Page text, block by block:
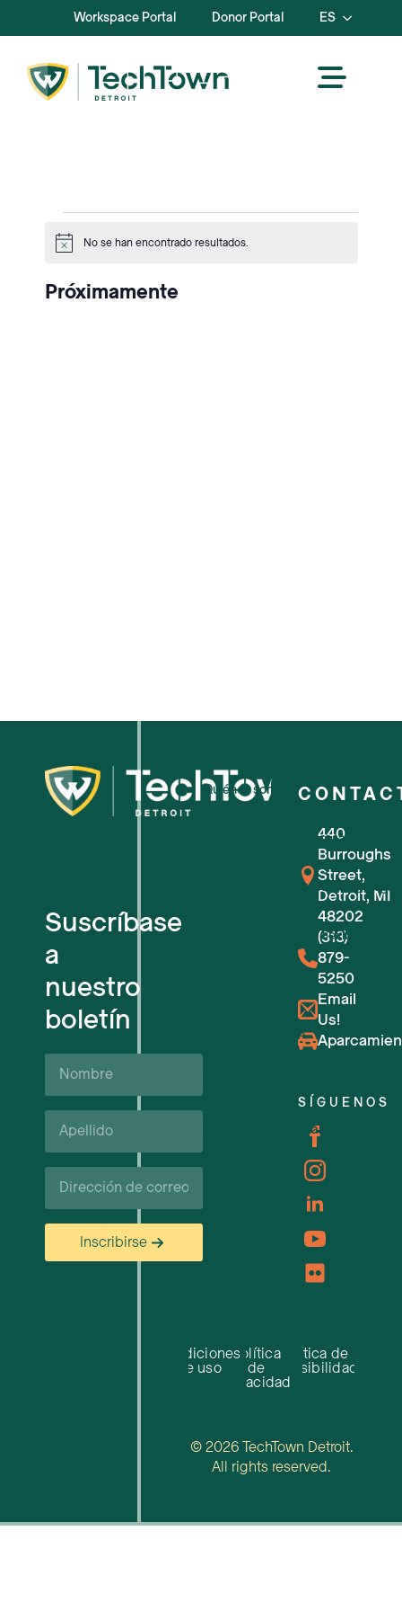
Workspace Portal Donor Portal ES
Eventos
Aviso No se han encontrado resultados.
Próximamente
Suscríbase
a
nuestro
boletín
Nombre
Apellido*
Correo
electrónico
Inscribirse
Quiénes somos
Para pequeñas empresas
Para nuevas empresas
Espacios de trabajo flexibles
Próximos eventos
Carreras profesionales
440
Burroughs
Street,
Detroit, MI
48202
(313)
879-
5250
Email
Us!
SÍGUENOS
Condiciones
de uso
Política
de
privacidad
Política de
accesibilidad
© 2026 TechTown Detroit.
All rights reserved.